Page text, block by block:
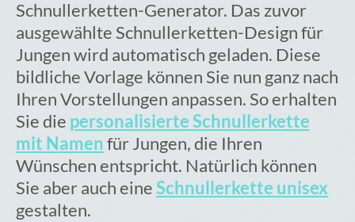
Schnullerketten-Generator. Das zuvor
ausgewählte Schnullerketten-Design für
Jungen wird automatisch geladen. Diese
bildliche Vorlage können Sie nun ganz nach
Ihren Vorstellungen anpassen. So erhalten
Sie die personalisierte Schnullerkette
mit Namenfür Jungen, die Ihren
Wünschen entspricht. Natürlich können
Sie aber auch eineSchnullerkette unisex
gestalten.